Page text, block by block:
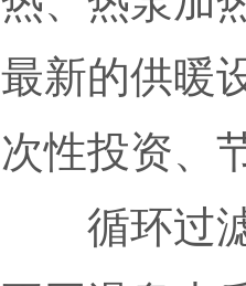
最新的供暖
次性投资、
循环过滤